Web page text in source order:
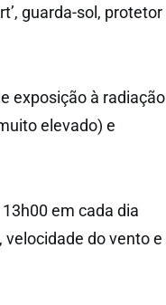
guarda-sol, protetor
exposição à radiação
elevado) e
em cada dia
do vento e